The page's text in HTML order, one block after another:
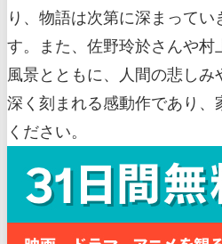
り、物語は次第に深まって
す。また、佐野玲於さんや
風景とともに、人間の悲し
深く刻まれる感動作であり
ください。